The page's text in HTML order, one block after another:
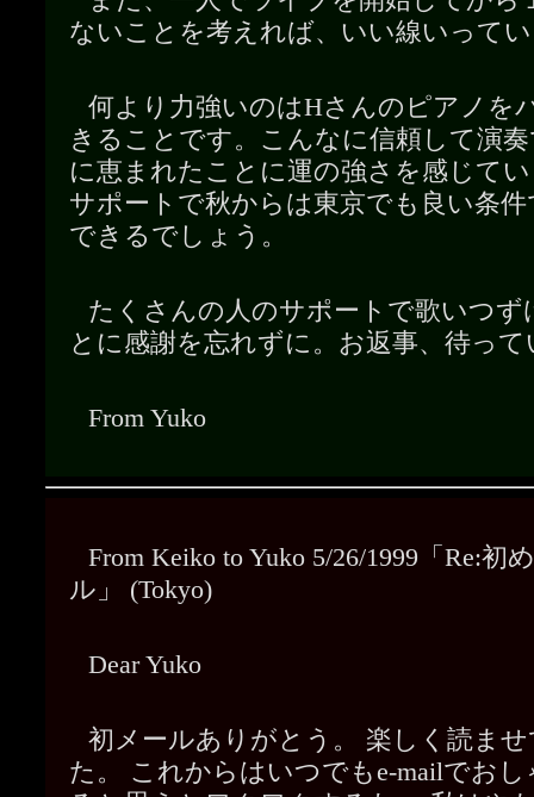
ないことを考えれば、いい線いって
何より力強いのはHさんのピアノを
きることです。こんなに信頼して演
に恵まれたことに運の強さを感じて
サポートで秋からは東京でも良い条件
できるでしょう。
たくさんの人のサポートで歌いつず
とに感謝を忘れずに。お返事、待っ
From Yuko
From Keiko to Yuko 5/26/1999「Re:初
ル」 (Tokyo)
Dear Yuko
初メールありがとう。 楽しく読ま
た。 これからはいつでもe-mailでお